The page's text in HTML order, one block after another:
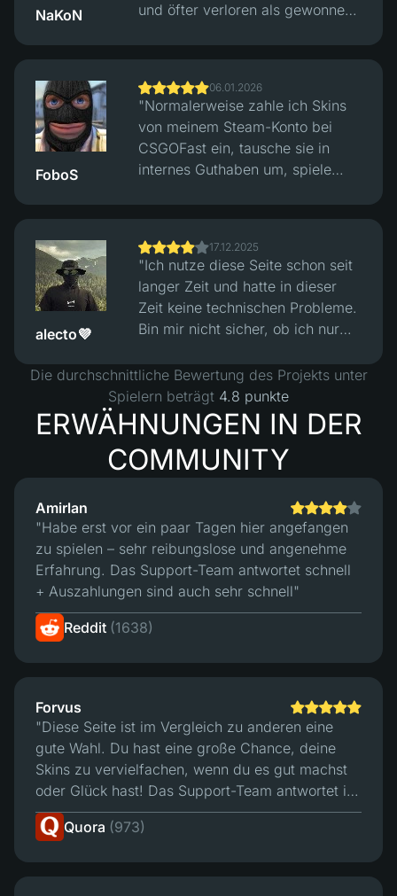
NaKoN
und öfter verloren als gewonnen.
begonnen, die Runden über ihr
Hash-Verifikationssystem zu
prüfen. Danach fühlte sich alles
ausgeglichener an, Siege und
Niederlagen wirkten fair. Die
Seite selbst funktioniert gut,
sauberes Interface, keine
offensichtlichen Probleme, aber
man muss verstehen, dass dies
Glücksspiel ist und kein einfaches
Geld."
FoboS
06.01.2026
"Normalerweise zahle ich Skins
von meinem Steam-Konto bei
CSGOFast ein, tausche sie in
internes Guthaben um, spiele
Die Wechselkurse sind fair und
der gesamte Prozess funktioniert
problemlos."
alecto💜
17.12.2025
"Ich nutze diese Seite schon seit
langer Zeit und hatte in dieser
Zeit keine technischen Probleme.
Bin mir nicht sicher, ob ich nur
wenn ich bedenke, wie sehr die
Skin-Preise in den fünf Jahren, in
denen ich dabei bin, gestiegen
sind, bin ich insgesamt definitiv
im Gewinn :)"
Die durchschnittliche Bewertung des Projekts unter
Spielern beträgt 4.8 punkte
ERWÄHNUNGEN IN DER
COMMUNITY
Amirlan
"Habe erst vor ein paar Tagen hier angefangen
zu spielen – sehr reibungslose und angenehme
Erfahrung. Das Support-Team antwortet schnell
+ Auszahlungen sind auch sehr schnell"
Reddit (1638)
Forvus
"Diese Seite ist im Vergleich zu anderen eine
gute Wahl. Du hast eine große Chance, deine
Skins zu vervielfachen, wenn du es gut machst
oder Glück hast! Das Support-Team antwortet in
Minuten und es hat ein gutes Handelssystem. Für
mich ist es die beste Seite zum Wetten."
Quora (973)